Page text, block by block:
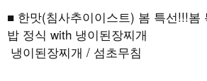
■ 한맛(침사추이이스트) 봄 특선!!!
밥 정식 with 냉이된장찌개
냉이된장찌개 / 섬초무침